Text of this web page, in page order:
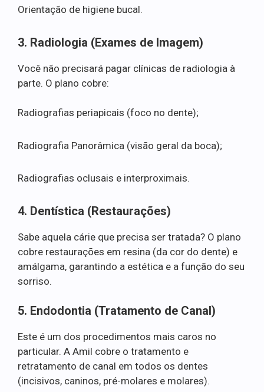
Orientação de higiene bucal.
3. Radiologia (Exames de Imagem)
Você não precisará pagar clínicas de radiologia à
parte. O plano cobre:
Radiografias periapicais (foco no dente);
Radiografia Panorâmica (visão geral da boca);
Radiografias oclusais e interproximais.
4. Dentística (Restaurações)
Sabe aquela cárie que precisa ser tratada? O plano
cobre restaurações em resina (da cor do dente) e
amálgama, garantindo a estética e a função do seu
sorriso.
5. Endodontia (Tratamento de Canal)
Este é um dos procedimentos mais caros no
particular. A Amil cobre o tratamento e
retratamento de canal em todos os dentes
(incisivos, caninos, pré-molares e molares).